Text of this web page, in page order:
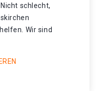
schlecht,
Wir sind